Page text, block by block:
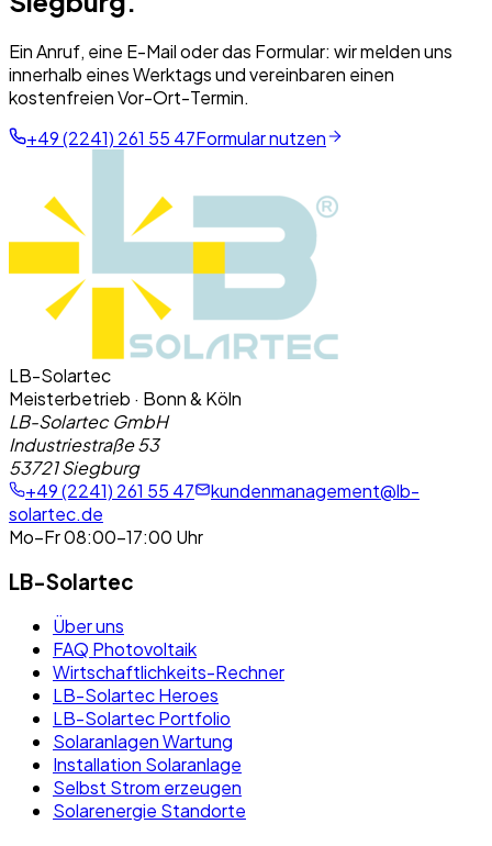
Ein Anruf, eine E-Mail oder das Formular: wir melden uns
innerhalb eines Werktags und vereinbaren einen
kostenfreien Vor-Ort-Termin.
+49 (2241) 261 55 47Formular nutzen
LB-Solartec
Meisterbetrieb · Bonn & Köln
LB-Solartec GmbH
Industriestraße 53
53721 Siegburg
+49 (2241) 261 55 47
kundenmanagement@lb-
solartec.de
Mo–Fr 08:00–17:00 Uhr
LB-Solartec
Über uns
FAQ Photovoltaik
Wirtschaftlichkeits-Rechner
LB-Solartec Heroes
LB-Solartec Portfolio
Solaranlagen Wartung
Installation Solaranlage
Selbst Strom erzeugen
Solarenergie Standorte